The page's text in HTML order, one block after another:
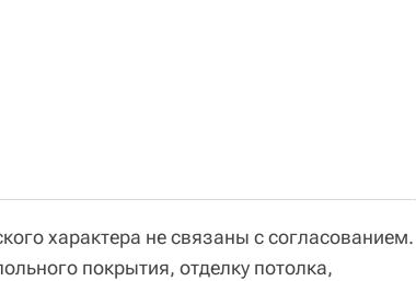
характера не связаны с согласованием.
покрытия, отделку потолка,